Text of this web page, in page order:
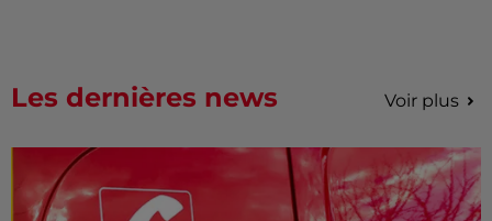
Les dernières news Voir plus